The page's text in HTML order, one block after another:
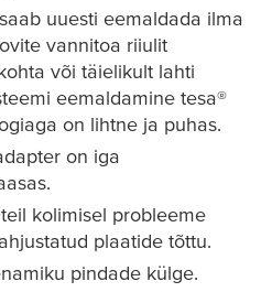
uuesti eemaldada ilma
vannitoa riiulit
või täielikult lahti
eemaldamine tesa®
on lihtne ja puhas.
on iga
kolimisel probleeme
plaatide tõttu.
pindade külge.